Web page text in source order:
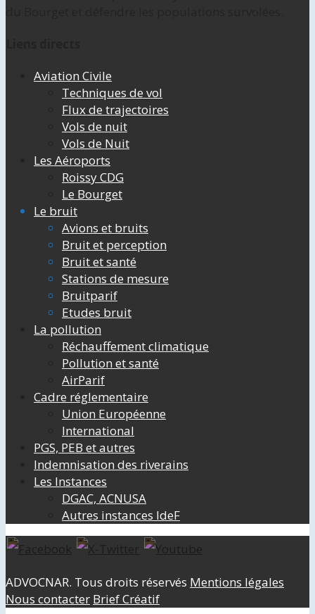
Aviation Civile
Techniques de vol
Flux de trajectoires
Vols de nuit
Vols de Nuit
Les Aéroports
Roissy CDG
Le Bourget
Le bruit
Avions et bruits
Bruit et perception
Bruit et santé
Stations de mesure
Bruitparif
Etudes bruit
La pollution
Réchauffement climatique
Pollution et santé
AirParif
Cadre réglementaire
Union Européenne
International
PGS, PEB et autres
Indemnisation des riverains
Les Instances
DGAC, ACNUSA
Autres instances IdeF
ADVOCNAR. Tous droits réservés Mentions légales
Nous contacter Brief Créatif